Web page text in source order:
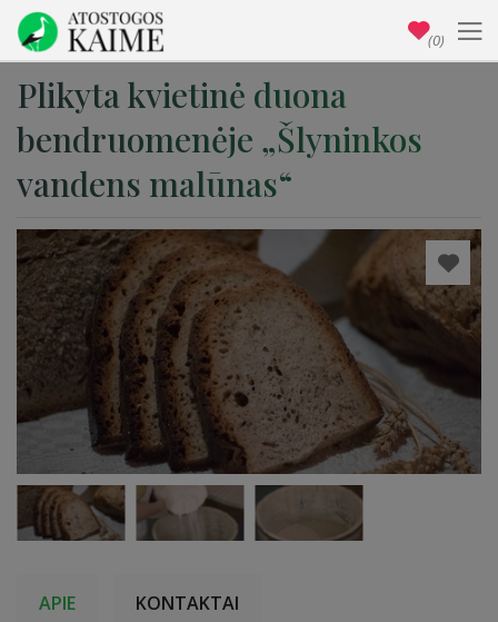
Plikyta kvietinė duona
bendruomenėje „Šlyninkos
vandens malūnas“​​​​​​​
APIE KONTAKTAI
(0)